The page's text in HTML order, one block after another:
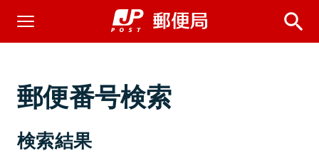
郵便番号検索
検索結果